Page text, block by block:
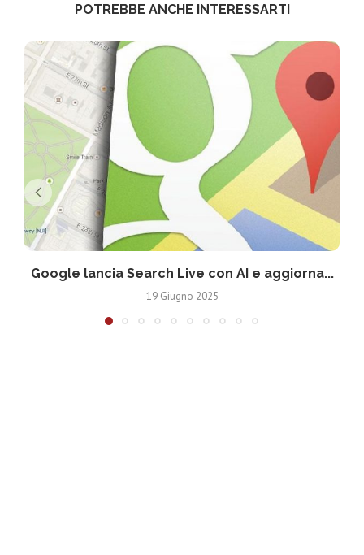
POTREBBE ANCHE INTERESSARTI
Google lancia Search Live con AI e aggiorna...
19 Giugno 2025